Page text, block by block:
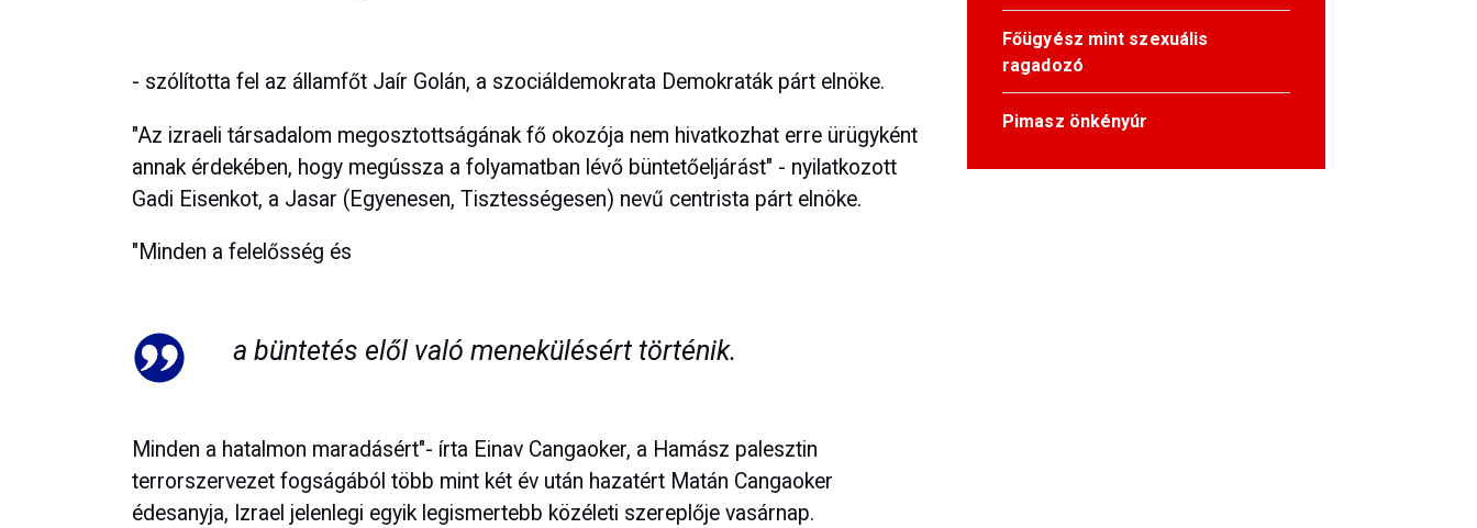
- szólította fel az államfőt Jaír Golán, a szociáldemokrata Demokraták párt elnöke.
"Az izraeli társadalom megosztottságának fő okozója nem hivatkozhat erre ürügyként
annak érdekében, hogy megússza a folyamatban lévő büntetőeljárást" - nyilatkozott
Gadi Eisenkot, a Jasar (Egyenesen, Tisztességesen) nevű centrista párt elnöke.
"Minden a felelősség és
a büntetés elől való menekülésért történik.
Minden a hatalmon maradásért"- írta Einav Cangaoker, a Hamász palesztin
terrorszervezet fogságából több mint két év után hazatért Matán Cangaoker
édesanyja, Izrael jelenlegi egyik legismertebb közéleti szereplője vasárnap.
Főügyész mint szexuális
ragadozó
Pimasz önkényúr